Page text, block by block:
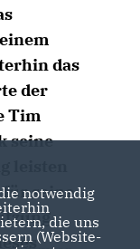
das
der
Tim
seine
leisten
für seine
notwendig
die uns
(Website-